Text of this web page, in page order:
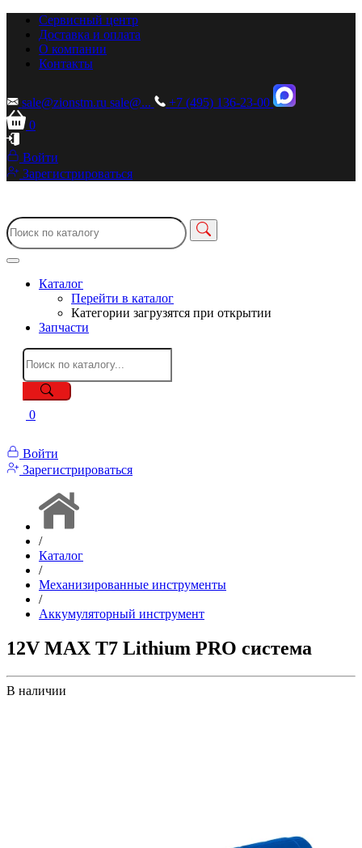
Сервисный центр
Доставка и оплата
О компании
Контакты
sale@zionstm.ru sale@...
+7 (495) 136-23-00
0
Войти
Зарегистрироваться
Каталог
Перейти в каталог
Категории загрузятся при открытии
Запчасти
0
Войти
Зарегистрироваться
/
Каталог
/
Механизированные инструменты
/
Аккумуляторный инструмент
12V MAX T7 Lithium PRO система
В наличии